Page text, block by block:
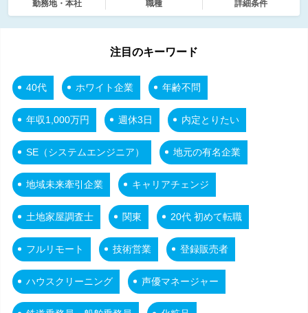
勤務地・本社 職種 詳細条件
注目のキーワード
40代 ホワイト企業 年齢不問
年収1,000万円 週休3日 内定とりたい
SE（システムエンジニア） 地元の有名企業
地域未来牽引企業 キャリアチェンジ
土地家屋調査士 関東 20代 初めて転職
フルリモート 技術営業 登録販売者
ハウスクリーニング 声優マネージャー